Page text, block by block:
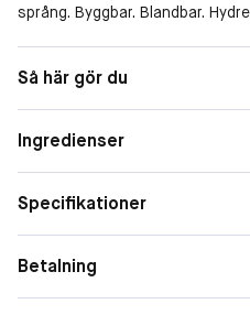
språng. Byggbar. Blandbar.
dagen.
hudtoner. Berikad med
hudvårdsfördelar och light
omedelbart brister och minskar
Storlek
Så här gör du
Ingredienser
Specifikationer
Betalning